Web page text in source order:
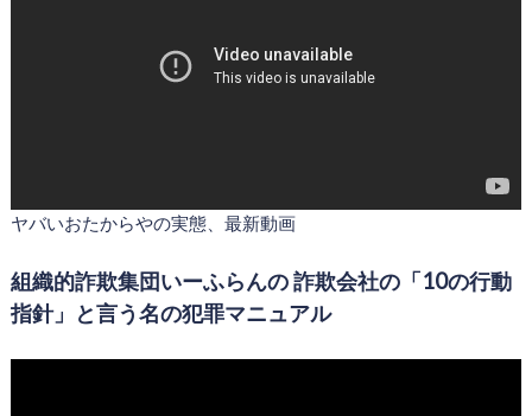
ヤバいおたからやの実態、最新動画
組織的詐欺集団いーふらんの 詐欺会社の「10の行動
指針」と言う名の犯罪マニュアル